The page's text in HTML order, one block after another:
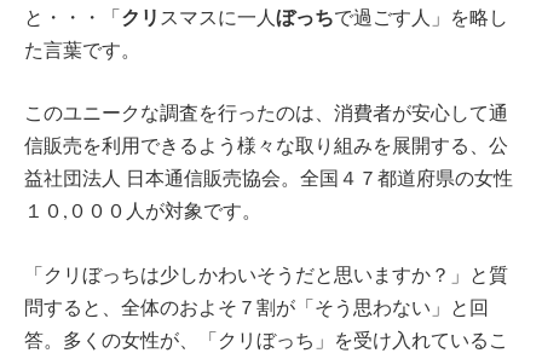
と・・・「クリ スマスに一人ぼっちで過ごす人」を略し
た言葉です。
このユニークな調査を行ったのは、消費者が安心して通
信販売を利用できるよう様々な取り組みを展開する、公
益社団法人 日本通信販売協会。全国４７都道府県の女性
１０,０００人が対象です。
「クリぼっちは少しかわいそうだと思いますか？」と質
問すると、全体のおよそ７割が「そう思わない」と回
答。多くの女性が、「クリぼっち」を受け入れているこ